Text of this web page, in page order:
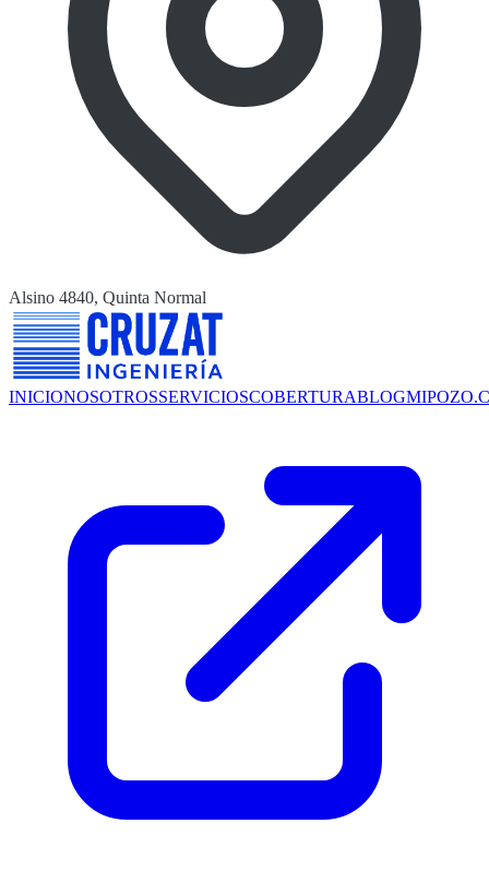
Alsino 4840, Quinta Normal
INICIONOSOTROSSERVICIOSCOBERTURABLOG